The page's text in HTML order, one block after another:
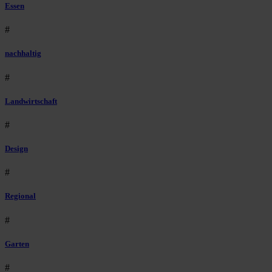
Essen
#
nachhaltig
#
Landwirtschaft
#
Design
#
Regional
#
Garten
#